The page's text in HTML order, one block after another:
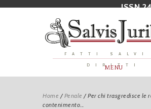
ISSN
FATTI
DIRITTI
MENU
Home /Penale /Per chi trasgredisce le
contenimento...